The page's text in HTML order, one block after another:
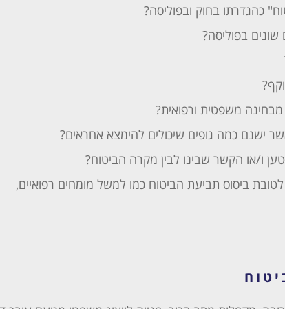
כהגדרתו בחוק ובפוליסה?
בפוליסה?
משפטית ורפואית?
ישנם כמה גופים שיכולים להימצא אחראים?
ו/או הקשר שבינו לבין מקרה הביטוח?
ביסוס תביעת הביטוח כמו למשל מומחים רפואיים,